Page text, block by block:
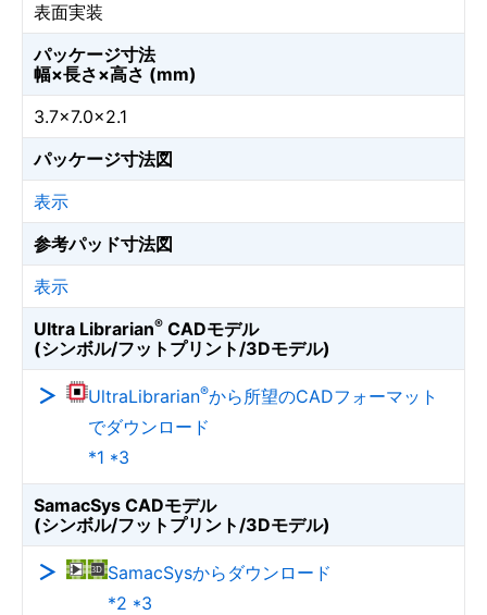
表面実装
パッケージ寸法
幅×長さ×高さ (mm)
3.7×7.0×2.1
パッケージ寸法図
表示
参考パッド寸法図
表示
Ultra Librarian® CADモデル
(シンボル/フットプリント/3Dモデル)
UltraLibrarian®から所望のCADフォーマット
でダウンロード
*1 *3
SamacSys CADモデル
(シンボル/フットプリント/3Dモデル)
SamacSysからダウンロード
*2 *3